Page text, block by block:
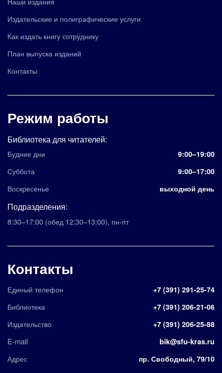
Издательские и полиграфические услуги
Как издать книгу сотруднику
План выпуска изданий
Контакты
Режим работы
Библиотека для читателей:
Будние дни 9:00–19:00
Суббота 9:00–17:00
Воскресенье выходной день
Подразделения:
8:30–17:00 (обед 12:30–13:00), пн-пт
Контакты
Единый телефон +7 (391) 291-25-74
Библиотека +7 (391) 206-21-06
Издательство +7 (391) 206-25-88
E-mail bik@sfu-kras.ru
Адрес пр. Свободный, 79/10